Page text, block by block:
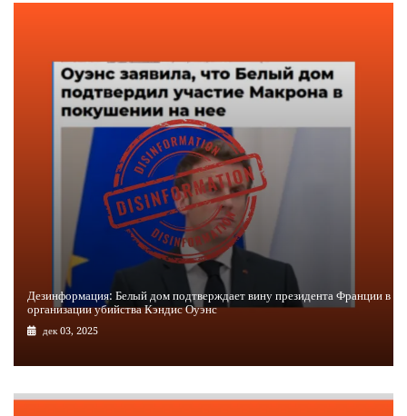
Дезинформация: Белый дом подтверждает вину президента Франции в
организации убийства Кэндис Оуэнс
дек 03, 2025